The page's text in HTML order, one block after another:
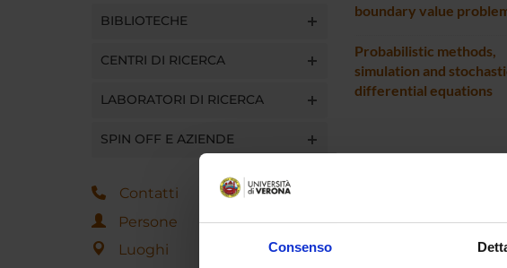
Consenso
BIBLIOTECHE
CENTRI DI RICERCA
LABORATORI DI RICERCA
SPIN OFF E AZIENDE
Contatti
Persone
Luoghi
boundary value
Probabilistic methods,
simulation and
differential equations